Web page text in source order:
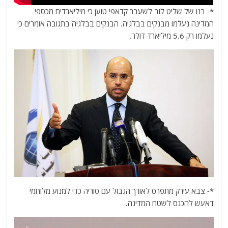
*- בנו של שליט לוב לשעבר קדאפי טוען כי מיליארדים מכספי
המדינה נעלמו מבנקים בבלגיה. הבנקים בבלגיה בתגובה אומרים כי
נעלמו רק 5.6 מיליארד דולר.
*- צבא עירק מתפרס לאורך הגבול עם סוריה כדי למנוע מלוחמי
דאעש להכנס לשטח המדינה.